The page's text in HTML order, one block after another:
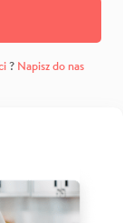
? Napisz do nas